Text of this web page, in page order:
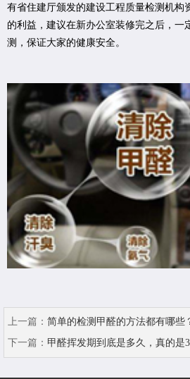
有省住建厅颁发的建设工程质量检测机构
的利益，建议在新办公室装修完之后，一
测，保证大家的健康安全。
上一篇： 简单的检测甲醛的方法都有哪些
下一篇： 甲醛挥发期到底是多久，真的是